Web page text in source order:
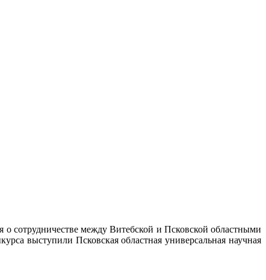
о сотрудничестве между Витебской и Псковской областными
выступили Псковская областная универсальная научная